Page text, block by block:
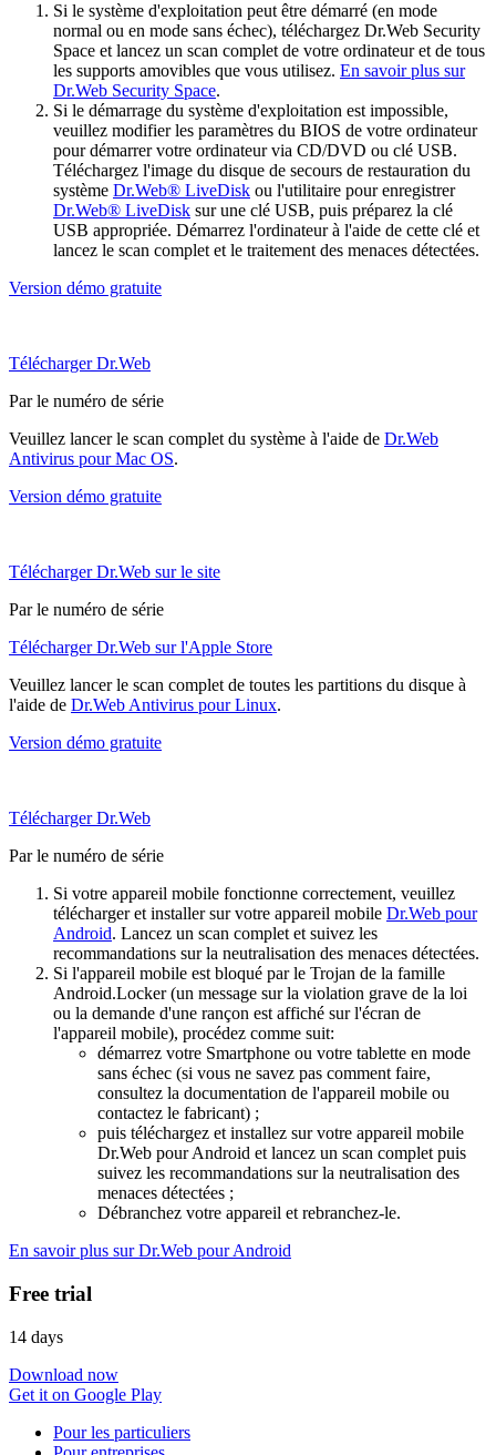
Si le système d'exploitation peut être démarré (en mode
normal ou en mode sans échec), téléchargez Dr.Web Security
Space et lancez un scan complet de votre ordinateur et de tous
les supports amovibles que vous utilisez. En savoir plus sur
Dr.Web Security Space.
Si le démarrage du système d'exploitation est impossible,
veuillez modifier les paramètres du BIOS de votre ordinateur
pour démarrer votre ordinateur via CD/DVD ou clé USB.
Téléchargez l'image du disque de secours de restauration du
système Dr.Web® LiveDisk ou l'utilitaire pour enregistrer
Dr.Web® LiveDisk sur une clé USB, puis préparez la clé
USB appropriée. Démarrez l'ordinateur à l'aide de cette clé et
lancez le scan complet et le traitement des menaces détectées.
Version démo gratuite
Télécharger Dr.Web
Par le numéro de série
Veuillez lancer le scan complet du système à l'aide de Dr.Web
Antivirus pour Mac OS.
Version démo gratuite
Télécharger Dr.Web sur le site
Par le numéro de série
Télécharger Dr.Web sur l'Apple Store
Veuillez lancer le scan complet de toutes les partitions du disque à
l'aide de Dr.Web Antivirus pour Linux.
Version démo gratuite
Télécharger Dr.Web
Par le numéro de série
Si votre appareil mobile fonctionne correctement, veuillez
télécharger et installer sur votre appareil mobile Dr.Web pour
Android. Lancez un scan complet et suivez les
recommandations sur la neutralisation des menaces détectées.
Si l'appareil mobile est bloqué par le Trojan de la famille
Android.Locker (un message sur la violation grave de la loi
ou la demande d'une rançon est affiché sur l'écran de
l'appareil mobile), procédez comme suit:
démarrez votre Smartphone ou votre tablette en mode
sans échec (si vous ne savez pas comment faire,
consultez la documentation de l'appareil mobile ou
contactez le fabricant) ;
puis téléchargez et installez sur votre appareil mobile
Dr.Web pour Android et lancez un scan complet puis
suivez les recommandations sur la neutralisation des
menaces détectées ;
Débranchez votre appareil et rebranchez-le.
En savoir plus sur Dr.Web pour Android
Free trial
14 days
Download now
Get it on Google Play
Pour les particuliers